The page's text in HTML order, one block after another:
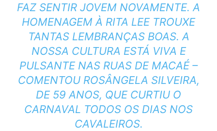
FAZ SENTIR JOVEM NOVAMENTE. A
HOMENAGEM À RITA LEE TROUXE
TANTAS LEMBRANÇAS BOAS. A
NOSSA CULTURA ESTÁ VIVA E
PULSANTE NAS RUAS DE MACAÉ –
COMENTOU ROSÂNGELA SILVEIRA,
DE 59 ANOS, QUE CURTIU O
CARNAVAL TODOS OS DIAS NOS
CAVALEIROS.